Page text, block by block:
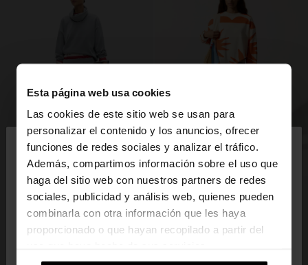
Esta página web usa cookies
Las cookies de este sitio web se usan para
personalizar el contenido y los anuncios, ofrecer
funciones de redes sociales y analizar el tráfico.
Además, compartimos información sobre el uso que
haga del sitio web con nuestros partners de redes
sociales, publicidad y análisis web, quienes pueden
combinarla con otra información que les haya
proporcionado o que hayan recopilado a partir del
hola
Estás accediendo a la web de España. ¿Quieres ir a
la web de United States?